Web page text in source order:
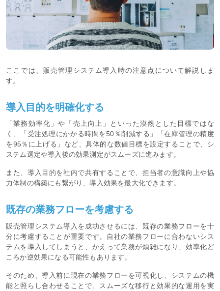
ここでは、販売管理システム導入時の注意点について解説しま
す。
導入目的を明確化する
「業務効率化」や「売上向上」といった漠然とした目標ではな
く、「受注処理にかかる時間を50％削減する」「在庫管理の精度
を95％に上げる」など、具体的な数値目標を設定することで、シ
ステム選定や導入後の効果測定がスムーズに進みます。
また、導入目的を社内で共有することで、担当者の意識向上や協
力体制の構築にも繋がり、導入効果を最大化できます。
既存の業務フローを考慮する
販売管理システム導入を成功させるには、既存の業務フローを十
分に考慮することが重要です。自社の業務フローに合わないシス
テムを導入してしまうと、かえって業務が煩雑になり、効率化ど
ころか逆効果になる可能性もあります。
そのため、導入前に現在の業務フローを可視化し、システムの機
能と照らし合わせることで、スムーズな移行と効果的な運用を実